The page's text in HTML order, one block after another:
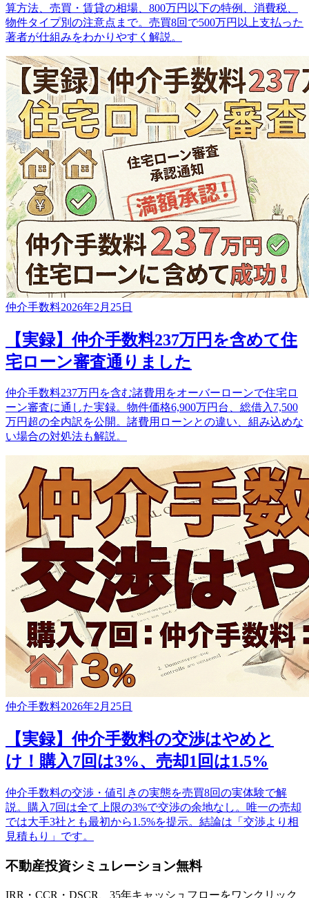
算方法、売買・賃貸の相場、800万円以下の特例、消費税、
物件タイプ別の注意点まで。売買8回で500万円以上支払った
著者が仕組みをわかりやすく解説。
仲介手数料2026年2月25日
【実録】仲介手数料237万円を含めて住
宅ローン審査通りました
仲介手数料237万円を含む諸費用をオーバーローンで住宅ロ
ーン審査に通した実録。物件価格6,900万円台、総借入7,500
万円超の全内訳を公開。諸費用ローンとの違い、組み込めな
い場合の対処法も解説。
仲介手数料2026年2月25日
【実録】仲介手数料の交渉はやめと
け！購入7回は3%、売却1回は1.5%
仲介手数料の交渉・値引きの実態を売買8回の実体験で解
説。購入7回は全て上限の3%で交渉の余地なし。唯一の売却
では大手3社とも最初から1.5%を提示。結論は「交渉より相
見積もり」です。
不動産投資シミュレーション無料
IRR・CCR・DSCR、35年キャッシュフローをワンクリック